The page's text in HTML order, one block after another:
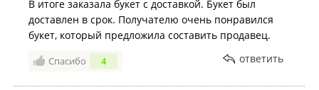
В итоге заказала букет с доставкой. Букет был
доставлен в срок. Получателю очень понравился
букет, который предложила составить продавец.
Спасибо 4 ответить